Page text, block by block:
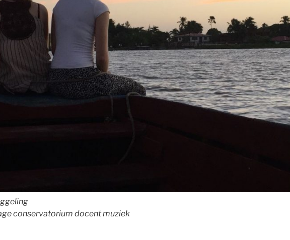
conservatorium docent muziek